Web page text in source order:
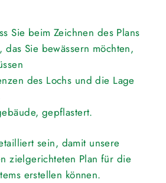
Sie beim Zeichnen des Plans
das Sie bewässern möchten,
des Lochs und die Lage
gepflastert.
sein, damit unsere
zielgerichteten Plan für die
erstellen können.